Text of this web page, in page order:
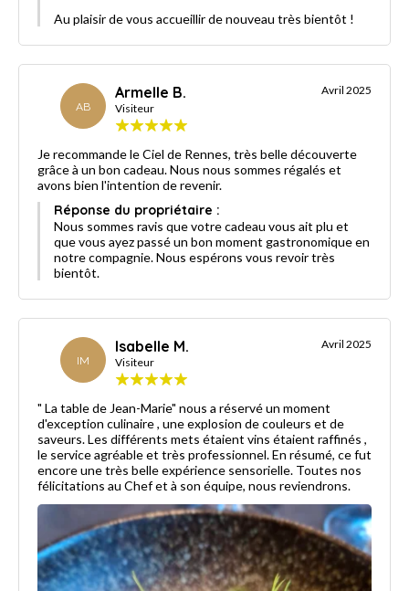
Au plaisir de vous accueillir de nouveau très bientôt !
AB
Armelle B.
Visiteur
Avril 2025
Je recommande le Ciel de Rennes, très belle découverte
grâce à un bon cadeau. Nous nous sommes régalés et
avons bien l'intention de revenir.
Réponse du propriétaire :
Nous sommes ravis que votre cadeau vous ait plu et
que vous ayez passé un bon moment gastronomique en
notre compagnie. Nous espérons vous revoir très
bientôt.
IM
Isabelle M.
Visiteur
Avril 2025
" La table de Jean-Marie" nous a réservé un moment
d'exception culinaire , une explosion de couleurs et de
saveurs. Les différents mets étaient vins étaient raffinés ,
le service agréable et très professionnel. En résumé, ce fut
encore une très belle expérience sensorielle. Toutes nos
félicitations au Chef et à son équipe, nous reviendrons.